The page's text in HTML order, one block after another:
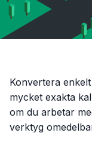
Konvertera
mycket exakta
om du arbetar
verktyg